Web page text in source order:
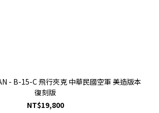
- B-15-C 飛行夾克 中華民國空軍 美造版本
復刻版
NT$19,800